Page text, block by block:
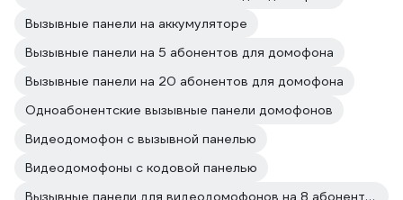
Вызывные панели на аккумуляторе
Вызывные панели на 5 абонентов для домофона
Вызывные панели на 20 абонентов для домофона
Одноабонентские вызывные панели домофонов
Видеодомофон с вызывной панелью
Видеодомофоны с кодовой панелью
Вызывные панели для видеодомофонов на 8 абонентов